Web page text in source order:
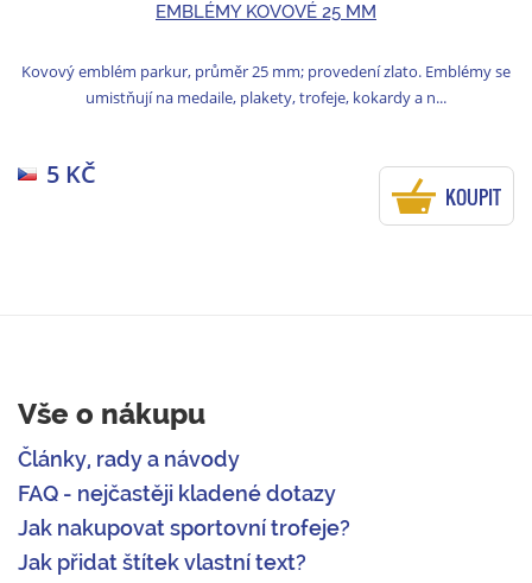
EMBLÉMY KOVOVÉ 25 MM
Kovový emblém parkur, průměr 25 mm; provedení zlato. Emblémy se
umistňují na medaile, plakety, trofeje, kokardy a n...
5 KČ
KOUPIT
Vše o nákupu
Články, rady a návody
FAQ - nejčastěji kladené dotazy
Jak nakupovat sportovní trofeje?
Jak přidat štítek vlastní text?